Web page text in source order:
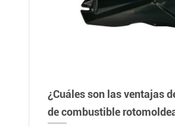
¿Cuáles son las ventajas
de combustible